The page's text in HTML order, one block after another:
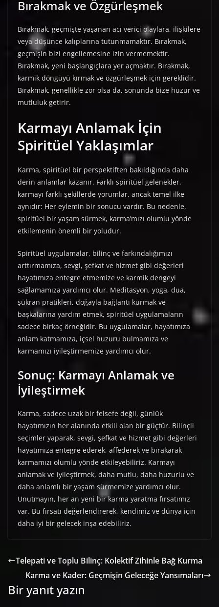
Bırakmak ve Özgürleşmek
Bırakmak, geçmişte yaşanan acı verici olaylara, ilişkilere
veya düşünce kalıplarına tutunmamaktır. Bırakmak,
geçmişin bizi engellemesine izin vermemektir.
Bırakmak, yeni başlangıçlara yer açmaktır. Bırakmak,
karmik döngüyü kırmak ve özgürleşmek için gereklidir.
Bırakmak, genellikle zor olsa da, sonunda bize huzur ve
mutluluk getirir.
Karmayı Anlamak İçin
Spiritüel Yaklaşımlar
Karma, spiritüel bir perspektiften bakıldığında daha
derin anlamlar kazanır. Farklı spiritüel gelenekler,
karmayı farklı şekillerde yorumlar, ancak temel ilke
aynıdır: Her eylemin bir sonucu vardır. Bu nedenle,
spiritüel bir yaşam sürmek, karma’mızı olumlu yönde
etkilemenin önemli bir yoludur.
Spiritüel uygulamalar, bilinç ve farkındalığımızı
arttırmamıza, sevgi, şefkat ve hizmet gibi değerleri
hayatımıza entegre etmemize ve karmik dengeyi
sağlamamıza yardımcı olur. Meditasyon, yoga, dua,
şükran pratikleri, doğayla bağlantı kurmak ve
başkalarına yardım etmek, spiritüel uygulamaların
sadece birkaç örneğidir. Bu uygulamalar, hayatımıza
anlam katmamıza, içsel huzuru bulmamıza ve
karmamızı iyileştirmemize yardımcı olur.
Sonuç: Karmayı Anlamak ve
İyileştirmek
Karma, sadece uzak bir felsefe değil, günlük
hayatımızın her alanında etkili olan bir güçtür. Bilinçli
seçimler yaparak, sevgi, şefkat ve hizmet gibi değerleri
hayatımıza entegre ederek, affederek ve bırakarak
karmamızı olumlu yönde etkileyebiliriz. Karmayı
anlamak ve iyileştirmek, daha mutlu, daha huzurlu ve
daha anlamlı bir yaşam sürmemize yardımcı olur.
Unutmayın, her an yeni bir karma yaratma fırsatımız
var. Bu fırsatı değerlendirerek, kendimiz ve dünya için
daha iyi bir gelecek inşa edebiliriz.
Telepati ve Toplu Bilinç: Kolektif Zihinle Bağ Kurma
Karma ve Kader: Geçmişin Geleceğe Yansımaları
Bir yanıt yazın